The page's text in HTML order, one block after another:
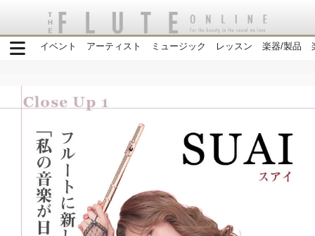
イベント アーティスト ミュージック レッスン 楽器/製品